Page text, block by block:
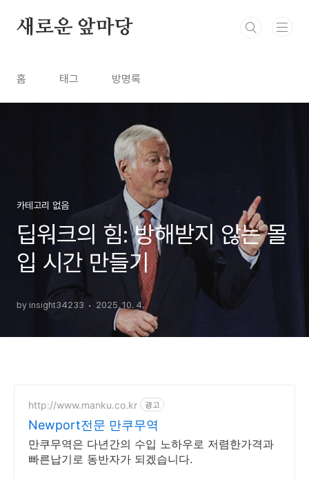
새로운 앞마당
홈 태그 방명록
카테고리 없음
딥워크의 힘: 방해받지 않는 몰
입 시간 만들기
by insight34233 2025. 10. 4.
http://www.manku.co.kr 광고
Newport전문 만쿠무역
만쿠무역은 다년간의 수입 노하우로 저렴한가격과
빠른납기로 동반자가 되겠습니다.